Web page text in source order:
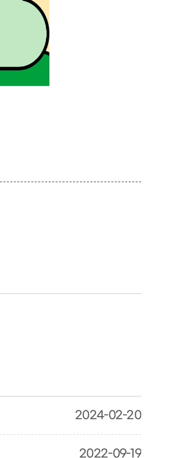
2024-02-20
2022-09-19